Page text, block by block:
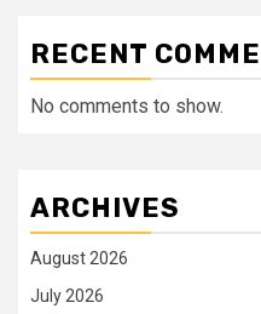
RECENT
No comments to show.
ARCHIVES
August 2026
July 2026